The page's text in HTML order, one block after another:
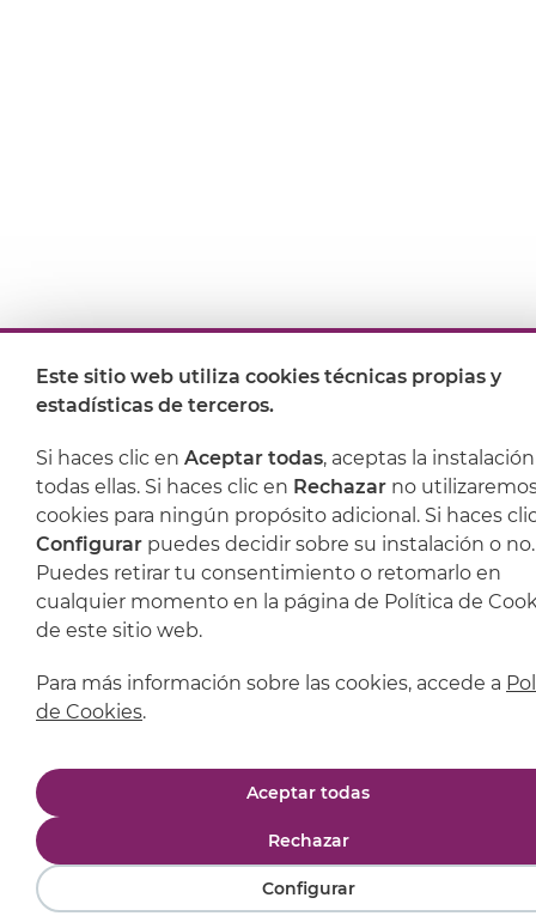
Este sitio web utiliza cookies técnicas propias y
estadísticas de terceros.
Si haces clic en Aceptar todas, aceptas la
todas ellas. Si haces clic en Rechazar no
cookies para ningún propósito adicional. Si haces
Configurar puedes decidir sobre su instalación o no.
Puedes retirar tu consentimiento o retomarlo en
cualquier momento en la página de Política de
de este sitio web.
Para más información sobre las cookies, accede a
de Cookies.
Aceptar todas
Rechazar
Configurar